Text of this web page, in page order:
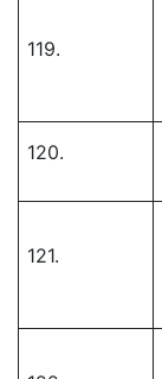
119.
120.
121.